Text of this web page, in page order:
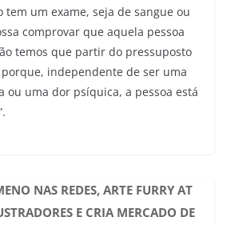
tem um exame, seja de sangue ou
comprovar que aquela pessoa
temos que partir do pressuposto
independente de ser uma
ou uma dor psíquica, a pessoa está
NAS REDES, ARTE FURRY AT
E CRIA MERCADO DE